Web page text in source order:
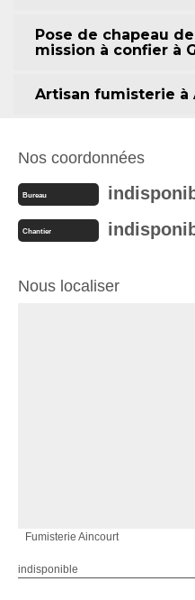
Pose de chapeau
mission à confier à
Artisan fumisterie à
Nos coordonnées
Bureau
Chantier
Nous localiser
Fumisterie Aincourt
indisponible